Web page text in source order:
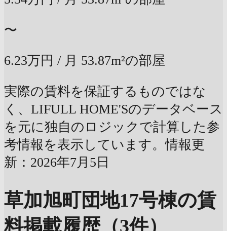
〜
6.23万円 / 月 53.87m²の部屋
実際の賃料を保証するものではな
く、LIFULL HOME'Sのデータベース
を元に独自のロジックで計算した参
考情報を表示しています。情報更
新：2026年7月5日
草加旭町団地17号棟の賃
料掲載履歴（3件）